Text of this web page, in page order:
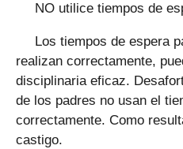
NO utilice tiempos de
Los tiempos de espera
realizan correctamente,
disciplinaria eficaz.
de los padres no usan el
correctamente. Como
castigo.